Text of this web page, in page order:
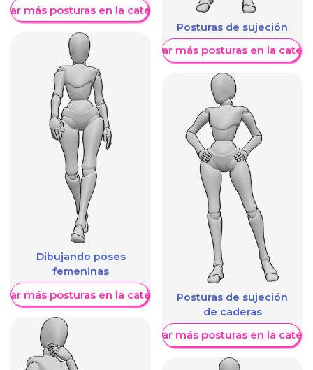
más posturas en la categoría
Dibujando poses
femeninas
más posturas en la categoría
Posturas de sujeción
Mostrar más posturas en la
Posturas de sujeción
de caderas
Mostrar más posturas en la